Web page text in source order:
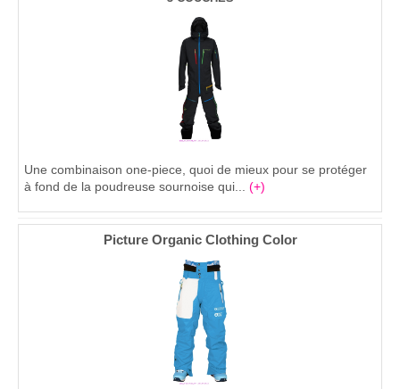
Une combinaison one-piece, quoi de mieux pour se protéger
à fond de la poudreuse sournoise qui... (+)
Picture Organic Clothing Color